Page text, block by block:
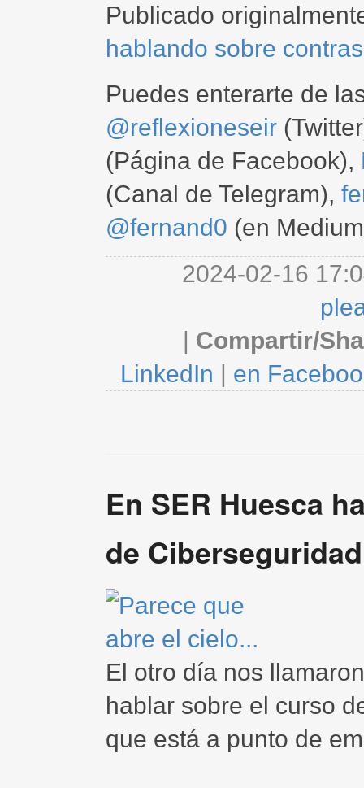
Publicado
hablando sobre
Puedes enterarte de
@reflexioneseir
(Página de Facebook),
(Canal de Telegram),
@fernand0 (en
2024-02-16
| Compartir/
LinkedIn | en
En SER Huesca
de
El otro día nos
hablar sobre el curso
que está a punto de